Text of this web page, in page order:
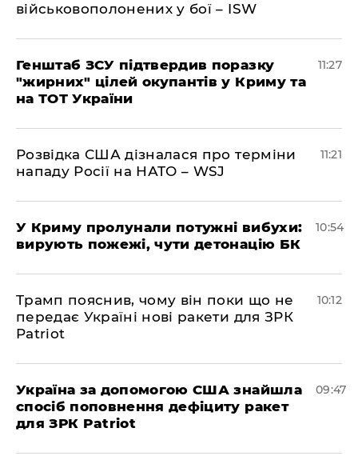
військовополонених у бої – ISW
Генштаб ЗСУ підтвердив поразку
"жирних" цілей окупантів у Криму та
на ТОТ України
11:27
Розвідка США дізналася про терміни
нападу Росії на НАТО – WSJ
11:21
У Криму пролунали потужні вибухи:
вирують пожежі, чути детонацію БК
10:54
Трамп пояснив, чому він поки що не
передає Україні нові ракети для ЗРК
Patriot
10:12
Україна за допомогою США знайшла
спосіб поповнення дефіциту ракет
для ЗРК Patriot
09:47